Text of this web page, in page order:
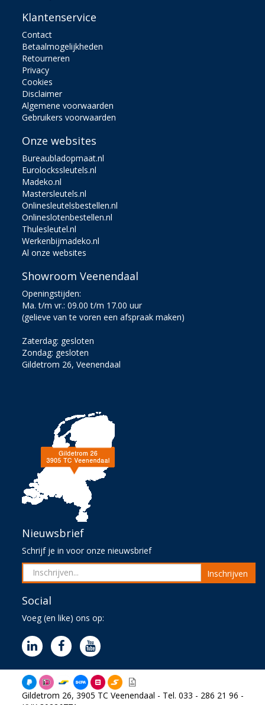
Klantenservice
Contact
Betaalmogelijkheden
Retourneren
Privacy
Cookies
Disclaimer
Algemene voorwaarden
Gebruikers voorwaarden
Onze websites
Bureaubladopmaat.nl
Eurolockssleutels.nl
Madeko.nl
Mastersleutels.nl
Onlinesleutelsbestellen.nl
Onlineslotenbestellen.nl
Thulesleutel.nl
Werkenbijmadeko.nl
Al onze websites
Showroom Veenendaal
Openingstijden:
Ma. t/m vr.: 09.00 t/m 17.00 uur
(gelieve van te voren een afspraak maken)
Zaterdag: gesloten
Zondag: gesloten
Gildetrom 26, Veenendaal
Nieuwsbrief
Schrijf je in voor onze nieuwsbrief
Inschrijven
Social
Voeg (en like) ons op:
Gildetrom 26, 3905 TC Veenendaal - Tel. 033 - 286 21 96 -